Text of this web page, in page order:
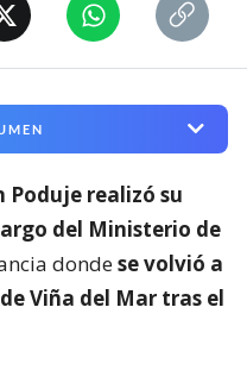
realizó su
del Ministerio de
dondese volvió a
Viña del Mar tras el